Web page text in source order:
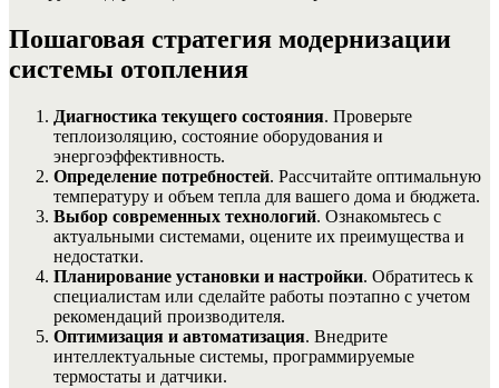
Пошаговая стратегия модернизации
системы отопления
Диагностика текущего состояния. Проверьте
теплоизоляцию, состояние оборудования и
энергоэффективность.
Определение потребностей. Рассчитайте оптимальную
температуру и объем тепла для вашего дома и бюджета.
Выбор современных технологий. Ознакомьтесь с
актуальными системами, оцените их преимущества и
недостатки.
Планирование установки и настройки. Обратитесь к
специалистам или сделайте работы поэтапно с учетом
рекомендаций производителя.
Оптимизация и автоматизация. Внедрите
интеллектуальные системы, программируемые
термостаты и датчики.